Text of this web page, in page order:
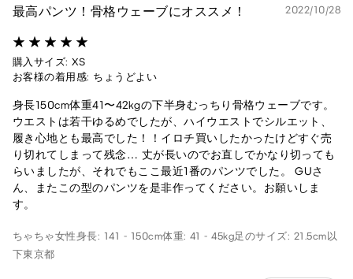
最高パンツ！骨格ウェーブにオススメ！ 2022/10/28
購入サイズ: XS
お客様の着用感: ちょうどよい
身長150cm体重41〜42kgの下半身むっちり骨格ウェーブです。
ウエストは若干ゆるめでしたが、ハイウエストでシルエット、
履き心地とも最高でした！！イロチ買いしたかったけどすぐ売
り切れてしまって残念… 丈が長いのでお直しでかなり切っても
らいましたが、それでもここ最近1番のパンツでした。 GUさ
ん、またこの型のパンツを是非作ってください。お願いしま
す。
ちゃちゃ女性身長: 141 - 150cm体重: 41 - 45kg足のサイズ: 21.5cm以
下東京都